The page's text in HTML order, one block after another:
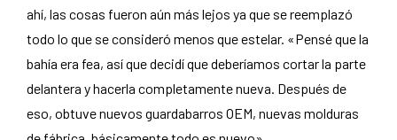
ahí, las cosas fueron aún más lejos ya que se reemplazó
todo lo que se consideró menos que estelar. «Pensé que la
bahía era fea, así que decidí que deberíamos cortar la parte
delantera y hacerla completamente nueva. Después de
eso, obtuve nuevos guardabarros OEM, nuevas molduras